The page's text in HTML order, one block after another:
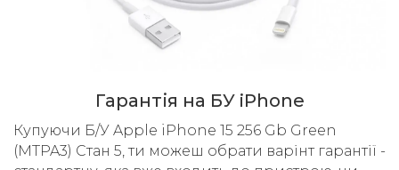
Гарантія на БУ iPhone
Купуючи Б/У Apple iPhone 15 256 Gb Green
(MTPA3) Стан 5, ти можеш обрати варінт гарантії -